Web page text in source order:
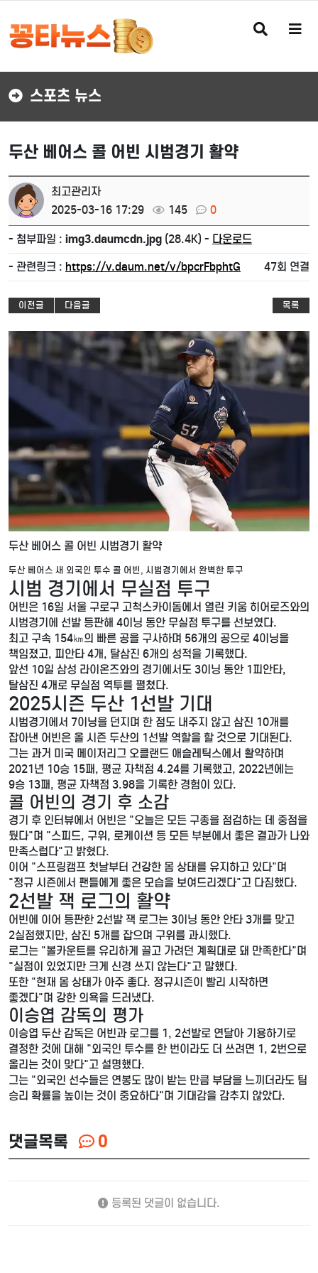
검
색
튼
메
튼
스포츠 뉴스
두산 베어스 콜 어빈 시범경기 활약
최고관리자
2025-03-16 17:29
145 0
- 첨부파일 : img3.daumcdn.jpg (28.4K) - 다운로드
- 관련링크 : https://v.daum.net/v/bpcrFbphtG 47회 연결
이전글 다음글 목록
두산 베어스 콜 어빈 시범경기 활약
두산 베어스 새 외국인 투수 콜 어빈, 시범경기에서 완벽한 투구
시범 경기에서 무실점 투구
어빈은 16일 서울 구로구 고척스카이돔에서 열린 키움 히어로즈와의
시범경기에 선발 등판해 4이닝 동안 무실점 투구를 선보였다.
최고 구속 154㎞의 빠른 공을 구사하며 56개의 공으로 4이닝을
책임졌고, 피안타 4개, 탈삼진 6개의 성적을 기록했다.
앞선 10일 삼성 라이온즈와의 경기에서도 3이닝 동안 1피안타,
탈삼진 4개로 무실점 역투를 펼쳤다.
2025시즌 두산 1선발 기대
시범경기에서 7이닝을 던지며 한 점도 내주지 않고 삼진 10개를
잡아낸 어빈은 올 시즌 두산의 1선발 역할을 할 것으로 기대된다.
그는 과거 미국 메이저리그 오클랜드 애슬레틱스에서 활약하며
2021년 10승 15패, 평균 자책점 4.24를 기록했고, 2022년에는
9승 13패, 평균 자책점 3.98을 기록한 경험이 있다.
콜 어빈의 경기 후 소감
경기 후 인터뷰에서 어빈은 "오늘은 모든 구종을 점검하는 데 중점을
뒀다"며 "스피드, 구위, 로케이션 등 모든 부분에서 좋은 결과가 나와
만족스럽다"고 밝혔다.
이어 "스프링캠프 첫날부터 건강한 몸 상태를 유지하고 있다"며
"정규 시즌에서 팬들에게 좋은 모습을 보여드리겠다"고 다짐했다.
2선발 잭 로그의 활약
어빈에 이어 등판한 2선발 잭 로그는 3이닝 동안 안타 3개를 맞고
2실점했지만, 삼진 5개를 잡으며 구위를 과시했다.
로그는 "볼카운트를 유리하게 끌고 가려던 계획대로 돼 만족한다"며
"실점이 있었지만 크게 신경 쓰지 않는다"고 말했다.
또한 "현재 몸 상태가 아주 좋다. 정규시즌이 빨리 시작하면
좋겠다"며 강한 의욕을 드러냈다.
이승엽 감독의 평가
이승엽 두산 감독은 어빈과 로그를 1, 2선발로 연달아 기용하기로
결정한 것에 대해 "외국인 투수를 한 번이라도 더 쓰려면 1, 2번으로
올리는 것이 맞다"고 설명했다.
그는 "외국인 선수들은 연봉도 많이 받는 만큼 부담을 느끼더라도 팀
승리 확률을 높이는 것이 중요하다"며 기대감을 감추지 않았다.
댓글목록 0
등록된 댓글이 없습니다.